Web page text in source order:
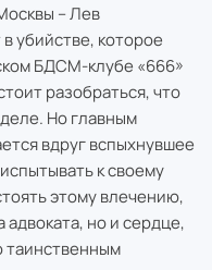
– Лев
убийстве, которое
БДСМ-клубе «666»
разобраться, что
Но главным
вдруг вспыхнувшее
к своему
этому влечению,
адвоката, но и сердце,
таинственным